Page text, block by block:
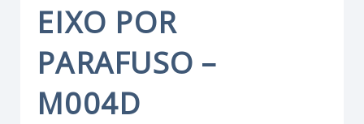
EIXO POR
PARAFUSO –
M004D